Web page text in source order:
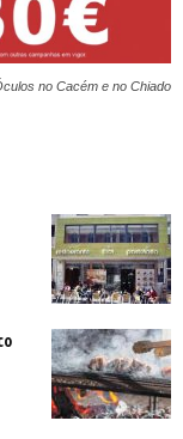
no Cacém e no Chiado